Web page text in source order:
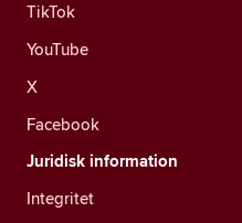
TikTok
YouTube
X
Facebook
Juridisk information
Integritet